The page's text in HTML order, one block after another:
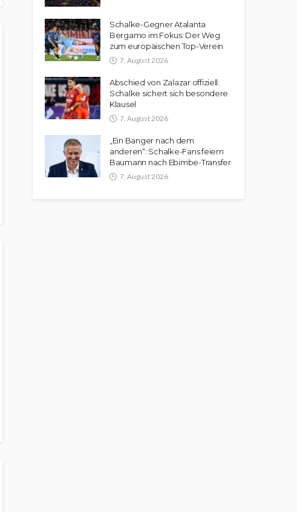
Schalke-Gegner Atalanta
Bergamo im Fokus: Der Weg
zum europäischen Top-Verein
7. August 2026
Abschied von Zalazar offiziell:
Schalke sichert sich besondere
Klausel
7. August 2026
„Ein Banger nach dem
anderen“: Schalke-Fans feiern
Baumann nach Ebimbe-Transfer
7. August 2026